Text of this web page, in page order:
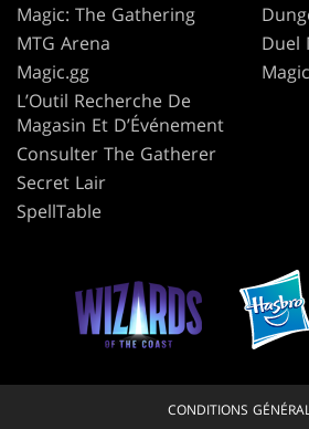
Magic: The Gathering
MTG Arena
Magic.gg
L’Outil Recherche De
Magasin Et D’Événement
Consulter The Gatherer
Secret Lair
SpellTable
Duel
CONDITIONS